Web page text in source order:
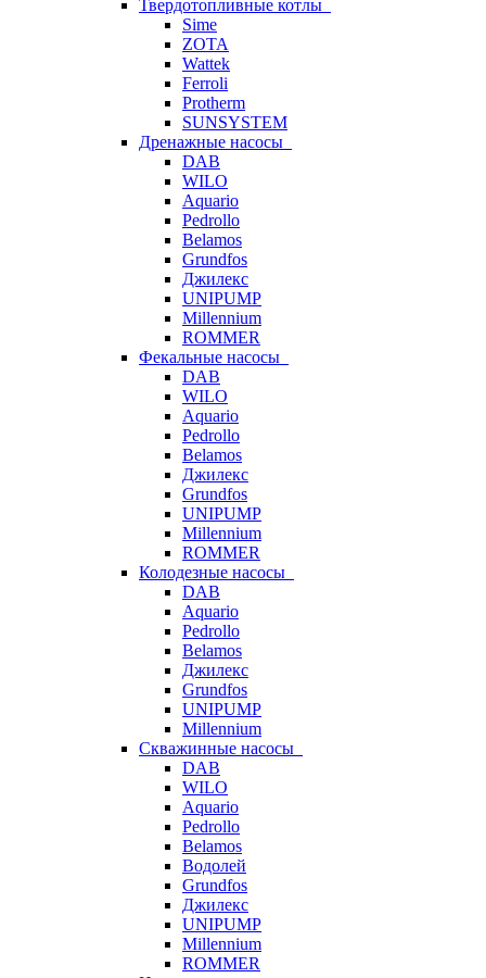
Твердотопливные котлы
Sime
ZOTA
Wattek
Ferroli
Protherm
SUNSYSTEM
Дренажные насосы
DAB
WILO
Aquario
Pedrollo
Belamos
Grundfos
Джилекс
UNIPUMP
Millennium
ROMMER
Фекальные насосы
DAB
WILO
Aquario
Pedrollo
Belamos
Джилекс
Grundfos
UNIPUMP
Millennium
ROMMER
Колодезные насосы
DAB
Aquario
Pedrollo
Belamos
Джилекс
Grundfos
UNIPUMP
Millennium
Скважинные насосы
DAB
WILO
Aquario
Pedrollo
Belamos
Водолей
Grundfos
Джилекс
UNIPUMP
Millennium
ROMMER